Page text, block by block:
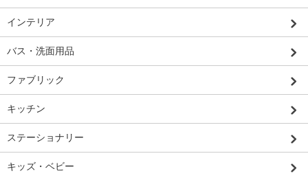
インテリア
バス・洗面用品
ファブリック
キッチン
ステーショナリー
キッズ・ベビー